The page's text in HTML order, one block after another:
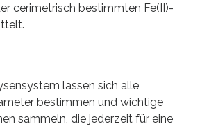
cerimetrisch bestimmten Fe(II)-
lassen sich alle
bestimmen und wichtige
sammeln, die jederzeit für eine